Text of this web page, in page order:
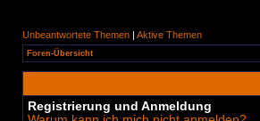
Unbeantwortete Themen | Aktive Themen
Foren-Übersicht
Registrierung und Anmeldung